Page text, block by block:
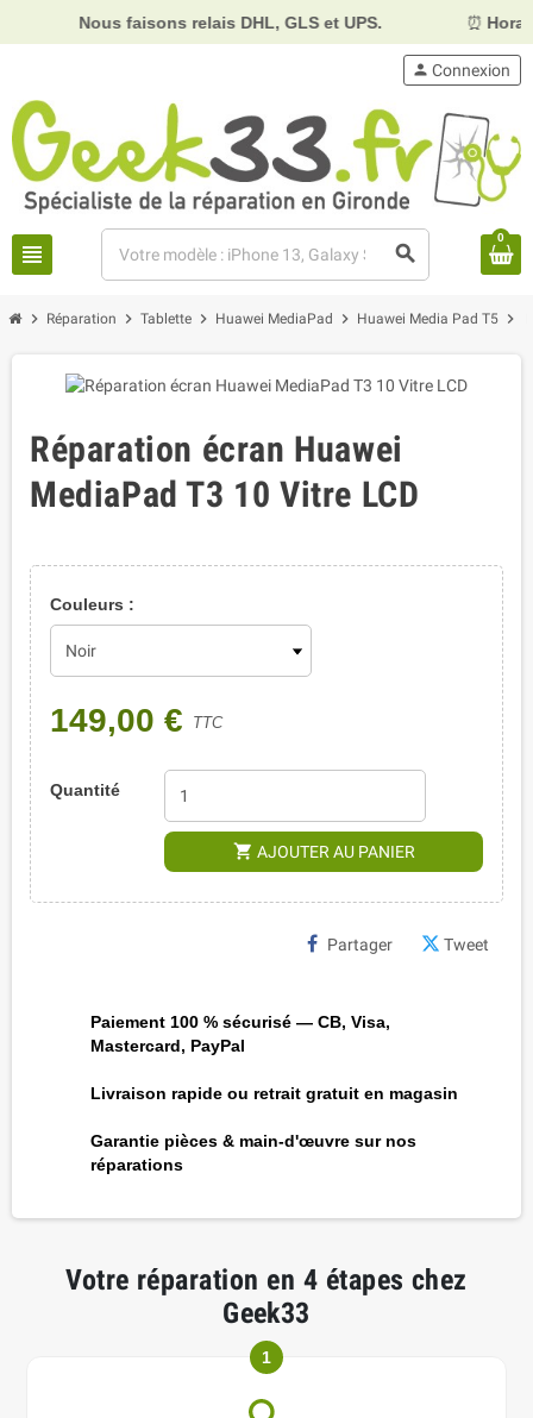
Nous faisons relais DHL, GLS et UPS. Horaires :
view_headline search
person Connexion
0
chevron_right Réparation chevron_right Tablette chevron_right Huawei MediaPad chevron_right Huawei Media Pad T5 chevron_right
Réparation écran Huawei
MediaPad T3 10 Vitre LCD
Couleurs :
149,00 € TTC
Quantité
shopping_cart AJOUTER AU PANIER
Partager Tweet
Paiement 100 % sécurisé — CB, Visa,
Mastercard, PayPal
Livraison rapide ou retrait gratuit en magasin
Garantie pièces & main-d'œuvre sur nos
réparations
Votre réparation en 4 étapes chez
Geek33
1